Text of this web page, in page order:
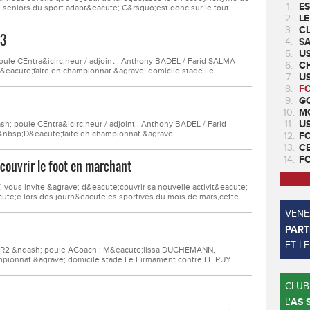
du sport adapt&eacute;.C&rsquo;est donc sur le tout
Club de Grand Croix Lorette...
CEntra&icirc;neur / adjoint : Anthony BADEL / Farid SALMA
en championnat &agrave; domicile stade Le
avec de nouveau une &eacute;quipe...
poule CEntra&icirc;neur / adjoint : Anthony BADEL / Farid
en championnat &agrave;
Fem. / Ligue R2 &ndash; poule...
le foot en marchant
vous invite &agrave; d&eacute;couvrir sa nouvelle activit&eacute;
lors des journ&eacute;es sportives du mois de mars,cette
plaisir, &agrave; jouer au...
&ndash; poule ACoach : M&eacute;lissa DUCHEMANN,
&agrave; domicile stade Le Firmament contre LE PUY
de prendre des points important dans la...
1.
2.
3.
4.
5.
6.
7.
8.
9.
10.
11.
12.
13.
14.
ET
L'AS